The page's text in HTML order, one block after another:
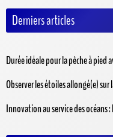
Derniers articles
Durée idéale pour la pêche à pied
Observer les étoiles allongé(e) sur
Innovation au service des